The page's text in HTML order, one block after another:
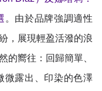
。由於品牌強調適性
，展現輕盈活潑的浪
的嚮往：回歸簡單、
微露出、印染的色澤